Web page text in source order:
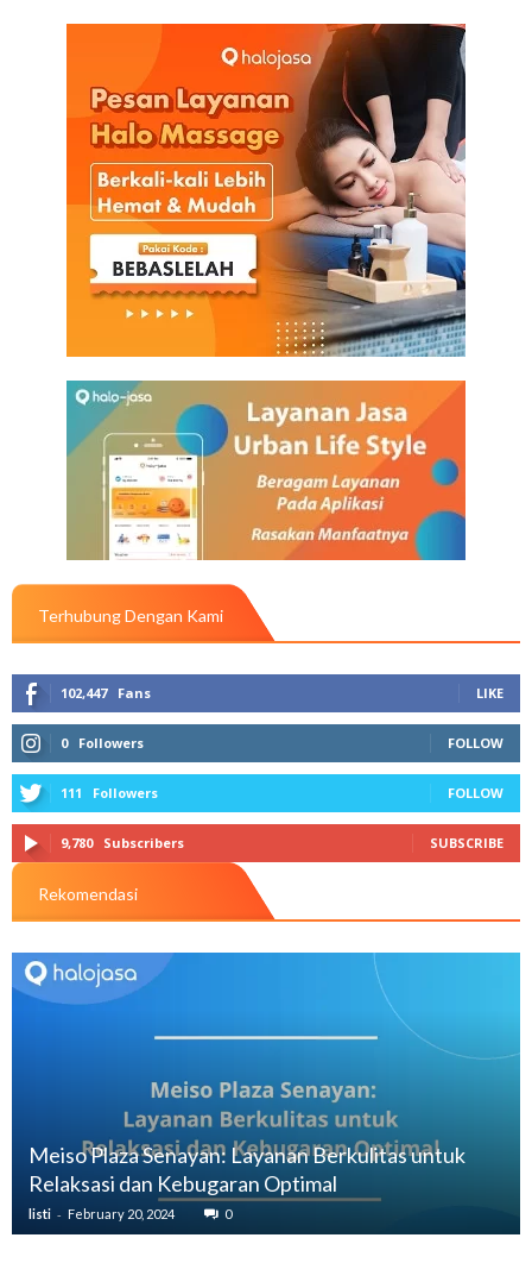
Terhubung Dengan Kami
102,447 Fans LIKE
0 Followers FOLLOW
111 Followers FOLLOW
9,780 Subscribers SUBSCRIBE
Rekomendasi
Meiso Plaza Senayan: Layanan Berkulitas untuk
Relaksasi dan Kebugaran Optimal
listi - February 20, 2024 0